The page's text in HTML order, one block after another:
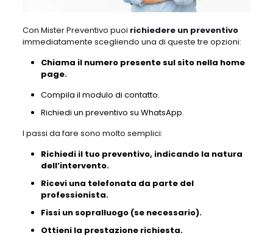
Con Mister Preventivo puoi richiedere un preventivo
immediatamente scegliendo una di queste tre opzioni:
Chiama il numero presente sul sito nella home
page.
Compila il modulo di contatto.
Richiedi un preventivo su WhatsApp.
I passi da fare sono molto semplici:
Richiedi il tuo preventivo, indicando la natura
dell’intervento.
Ricevi una telefonata da parte del
professionista.
Fissi un sopralluogo (se necessario).
Ottieni la prestazione richiesta.